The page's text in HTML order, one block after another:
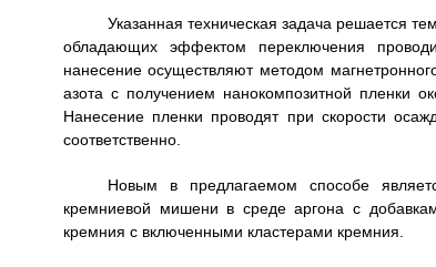
Указанная техническая задача решается
обладающих эффектом переключения
нанесение осуществляют методом
азота с получением нанокомпозитной пленки
Нанесение пленки проводят при скорости
соответственно.
Новым в предлагаемом способе
кремниевой мишени в среде аргона с
кремния с включенными кластерами кремния.